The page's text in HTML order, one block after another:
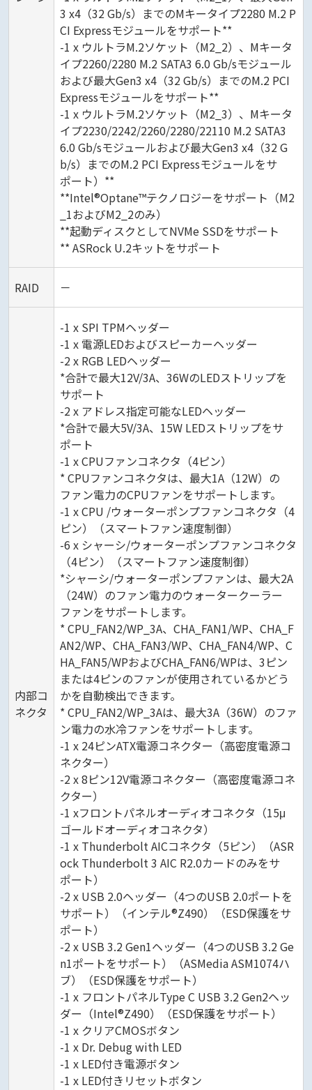
3 x4（32 Gb/s）までのMキータイプ2280 M.2 P
CI Expressモジュールをサポート**
-1 x ウルトラM.2ソケット（M2_2）、Mキータ
イプ2260/2280 M.2 SATA3 6.0 Gb/sモジュール
および最大Gen3 x4（32 Gb/s）までのM.2 PCI
Expressモジュールをサポート**
-1 x ウルトラM.2ソケット（M2_3）、Mキータ
イプ2230/2242/2260/2280/22110 M.2 SATA3
6.0 Gb/sモジュールおよび最大Gen3 x4（32 G
b/s）までのM.2 PCI Expressモジュールをサ
ポート）**
**Intel®Optane™テクノロジーをサポート（M2
_1およびM2_2のみ）
**起動ディスクとしてNVMe SSDをサポート
** ASRock U.2キットをサポート
RAID －
内部コ
ネクタ
-1 x SPI TPMヘッダー
-1 x 電源LEDおよびスピーカーヘッダー
-2 x RGB LEDヘッダー
*合計で最大12V/3A、36WのLEDストリップを
サポート
-2 x アドレス指定可能なLEDヘッダー
*合計で最大5V/3A、15W LEDストリップをサ
ポート
-1 x CPUファンコネクタ（4ピン）
* CPUファンコネクタは、最大1A（12W）の
ファン電力のCPUファンをサポートします。
-1 x CPU /ウォーターポンプファンコネクタ（4
ピン）（スマートファン速度制御）
-6 x シャーシ/ウォーターポンプファンコネクタ
（4ピン）（スマートファン速度制御）
*シャーシ/ウォーターポンプファンは、最大2A
（24W）のファン電力のウォータークーラー
ファンをサポートします。
* CPU_FAN2/WP_3A、CHA_FAN1/WP、CHA_F
AN2/WP、CHA_FAN3/WP、CHA_FAN4/WP、C
HA_FAN5/WPおよびCHA_FAN6/WPは、3ピン
または4ピンのファンが使用されているかどう
かを自動検出できます。
* CPU_FAN2/WP_3Aは、最大3A（36W）のファ
ン電力の水冷ファンをサポートします。
-1 x 24ピンATX電源コネクター（高密度電源コ
ネクター）
-2 x 8ピン12V電源コネクター（高密度電源コネ
クター）
-1 xフロントパネルオーディオコネクタ（15μ
ゴールドオーディオコネクタ）
-1 x Thunderbolt AICコネクタ（5ピン）（ASR
ock Thunderbolt 3 AIC R2.0カードのみをサ
ポート）
-2 x USB 2.0ヘッダー（4つのUSB 2.0ポートを
サポート）（インテル®Z490）（ESD保護をサ
ポート）
-2 x USB 3.2 Gen1ヘッダー（4つのUSB 3.2 Ge
n1ポートをサポート）（ASMedia ASM1074ハ
ブ）（ESD保護をサポート）
-1 x フロントパネルType C USB 3.2 Gen2ヘッ
ダー（Intel®Z490）（ESD保護をサポート）
-1 x クリアCMOSボタン
-1 x Dr. Debug with LED
-1 x LED付き電源ボタン
-1 x LED付きリセットボタン